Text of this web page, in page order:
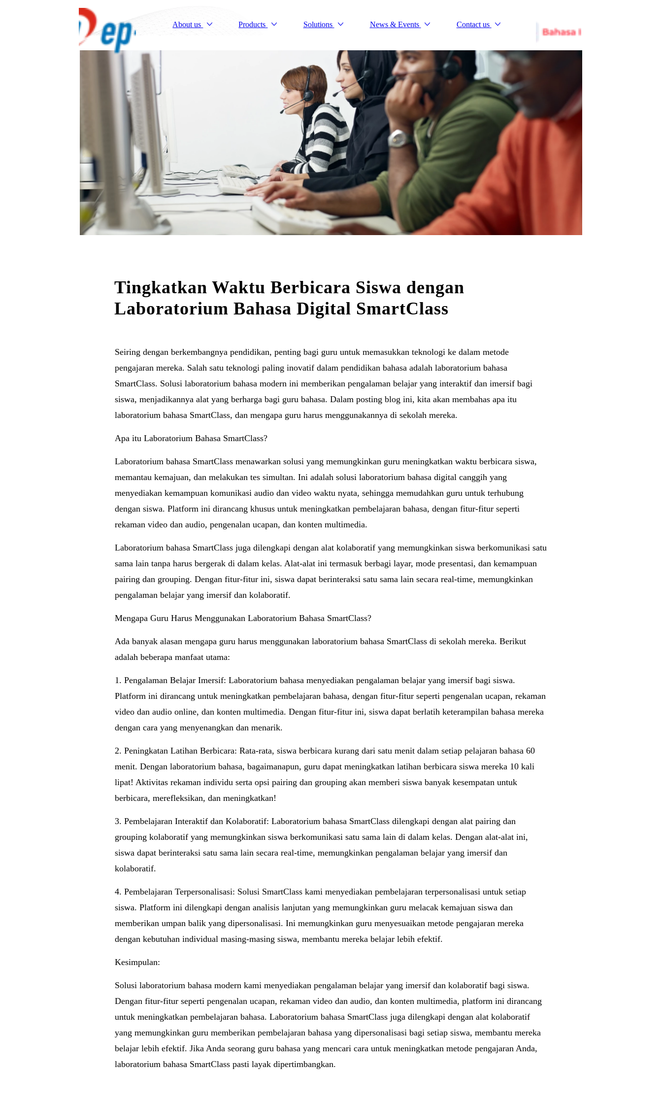
About us Products Solutions News & Events Contact us
Tingkatkan Waktu Berbicara Siswa dengan
Laboratorium Bahasa Digital SmartClass
Seiring dengan berkembangnya pendidikan, penting bagi guru untuk memasukkan teknologi ke dalam metode
pengajaran mereka. Salah satu teknologi paling inovatif dalam pendidikan bahasa adalah laboratorium bahasa
SmartClass. Solusi laboratorium bahasa modern ini memberikan pengalaman belajar yang interaktif dan imersif bagi
siswa, menjadikannya alat yang berharga bagi guru bahasa. Dalam posting blog ini, kita akan membahas apa itu
laboratorium bahasa SmartClass, dan mengapa guru harus menggunakannya di sekolah mereka.
Apa itu Laboratorium Bahasa SmartClass?
Laboratorium bahasa SmartClass menawarkan solusi yang memungkinkan guru meningkatkan waktu berbicara siswa,
memantau kemajuan, dan melakukan tes simultan. Ini adalah solusi laboratorium bahasa digital canggih yang
menyediakan kemampuan komunikasi audio dan video waktu nyata, sehingga memudahkan guru untuk terhubung
dengan siswa. Platform ini dirancang khusus untuk meningkatkan pembelajaran bahasa, dengan fitur-fitur seperti
rekaman video dan audio, pengenalan ucapan, dan konten multimedia.
Laboratorium bahasa SmartClass juga dilengkapi dengan alat kolaboratif yang memungkinkan siswa berkomunikasi satu
sama lain tanpa harus bergerak di dalam kelas. Alat-alat ini termasuk berbagi layar, mode presentasi, dan kemampuan
pairing dan grouping. Dengan fitur-fitur ini, siswa dapat berinteraksi satu sama lain secara real-time, memungkinkan
pengalaman belajar yang imersif dan kolaboratif.
Mengapa Guru Harus Menggunakan Laboratorium Bahasa SmartClass?
Ada banyak alasan mengapa guru harus menggunakan laboratorium bahasa SmartClass di sekolah mereka. Berikut
adalah beberapa manfaat utama:
1. Pengalaman Belajar Imersif: Laboratorium bahasa menyediakan pengalaman belajar yang imersif bagi siswa.
Platform ini dirancang untuk meningkatkan pembelajaran bahasa, dengan fitur-fitur seperti pengenalan ucapan, rekaman
video dan audio online, dan konten multimedia. Dengan fitur-fitur ini, siswa dapat berlatih keterampilan bahasa mereka
dengan cara yang menyenangkan dan menarik.
2. Peningkatan Latihan Berbicara: Rata-rata, siswa berbicara kurang dari satu menit dalam setiap pelajaran bahasa 60
menit. Dengan laboratorium bahasa, bagaimanapun, guru dapat meningkatkan latihan berbicara siswa mereka 10 kali
lipat! Aktivitas rekaman individu serta opsi pairing dan grouping akan memberi siswa banyak kesempatan untuk
berbicara, merefleksikan, dan meningkatkan!
3. Pembelajaran Interaktif dan Kolaboratif: Laboratorium bahasa SmartClass dilengkapi dengan alat pairing dan
grouping kolaboratif yang memungkinkan siswa berkomunikasi satu sama lain di dalam kelas. Dengan alat-alat ini,
siswa dapat berinteraksi satu sama lain secara real-time, memungkinkan pengalaman belajar yang imersif dan
kolaboratif.
4. Pembelajaran Terpersonalisasi: Solusi SmartClass kami menyediakan pembelajaran terpersonalisasi untuk setiap
siswa. Platform ini dilengkapi dengan analisis lanjutan yang memungkinkan guru melacak kemajuan siswa dan
memberikan umpan balik yang dipersonalisasi. Ini memungkinkan guru menyesuaikan metode pengajaran mereka
dengan kebutuhan individual masing-masing siswa, membantu mereka belajar lebih efektif.
Kesimpulan:
Solusi laboratorium bahasa modern kami menyediakan pengalaman belajar yang imersif dan kolaboratif bagi siswa.
Dengan fitur-fitur seperti pengenalan ucapan, rekaman video dan audio, dan konten multimedia, platform ini dirancang
untuk meningkatkan pembelajaran bahasa. Laboratorium bahasa SmartClass juga dilengkapi dengan alat kolaboratif
yang memungkinkan guru memberikan pembelajaran bahasa yang dipersonalisasi bagi setiap siswa, membantu mereka
belajar lebih efektif. Jika Anda seorang guru bahasa yang mencari cara untuk meningkatkan metode pengajaran Anda,
laboratorium bahasa SmartClass pasti layak dipertimbangkan.